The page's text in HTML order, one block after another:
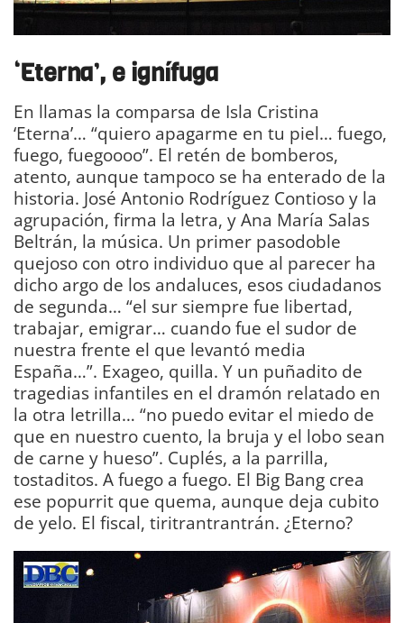
‘Eterna’, e ignífuga
En llamas la comparsa de Isla Cristina
‘Eterna’… “quiero apagarme en tu piel… fuego,
fuego, fuegoooo”. El retén de bomberos,
atento, aunque tampoco se ha enterado de la
historia. José Antonio Rodríguez Contioso y la
agrupación, firma la letra, y Ana María Salas
Beltrán, la música. Un primer pasodoble
quejoso con otro individuo que al parecer ha
dicho argo de los andaluces, esos ciudadanos
de segunda… “el sur siempre fue libertad,
trabajar, emigrar… cuando fue el sudor de
nuestra frente el que levantó media
España…”. Exageo, quilla. Y un puñadito de
tragedias infantiles en el dramón relatado en
la otra letrilla… “no puedo evitar el miedo de
que en nuestro cuento, la bruja y el lobo sean
de carne y hueso”. Cuplés, a la parrilla,
tostaditos. A fuego a fuego. El Big Bang crea
ese popurrit que quema, aunque deja cubito
de yelo. El fiscal, tiritrantrantrán. ¿Eterno?